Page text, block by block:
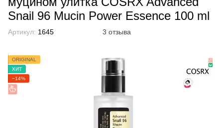
Snail 96 Mucin Power Essence 100 ml
Артикул: 1645 3 отзыва
ORIGINAL
ХИТ
−14%